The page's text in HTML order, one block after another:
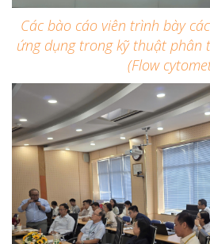
Các bào cáo viên trình bày
ứng dụng trong kỹ thuật phân
(Flow